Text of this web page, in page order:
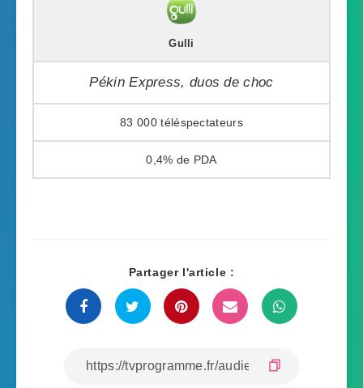
Gulli
Pékin Express, duos de choc
83 000
0,4%
Partager l'article :